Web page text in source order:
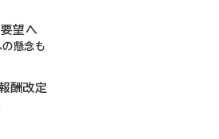
要望へ
懸念も
酬改定